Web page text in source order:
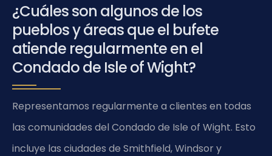
¿Cuáles son algunos de los
pueblos y áreas que el bufete
atiende regularmente en el
Condado de Isle of Wight?
Representamos regularmente a clientes en todas
las comunidades del Condado de Isle of Wight. Esto
incluye las ciudades de Smithfield, Windsor y